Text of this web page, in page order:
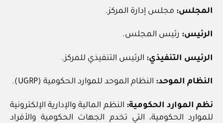
المجلس: مجلس إدارة المركز.
الرئيس: رئيس المجلس.
الرئيس التنفيذي: الرئيس التنفيذي للمركز.
النظام الموحد: النظام الموحد للموارد الحكومية (UGRP).
نظم الموارد الحكومية: النظم المالية والإدارية الإلكترونية
للموارد الحكومية، التي تخدم الجهات الحكومية والأفراد